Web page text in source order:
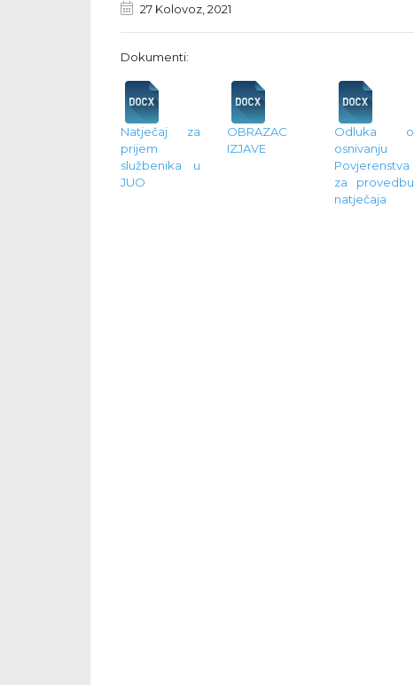
27 Kolovoz, 2021
Dokumenti:
Natječaj za
prijem
službenika u
JUO
OBRAZAC
IZJAVE
Odluka o
osnivanju
Povjerenstva
za provedbu
natječaja